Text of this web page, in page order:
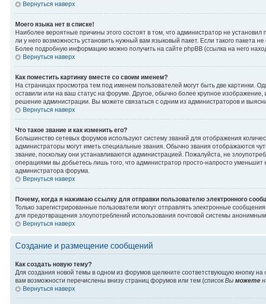
Вернуться наверх
Моего языка нет в списке!
Наиболее вероятные причины этого состоят в том, что администратор не
ли у него возможность установить нужный вам языковый пакет. Если такого пакета
Более подробную информацию можно получить на сайте phpBB (ссылка на него
Вернуться наверх
Как поместить картинку вместе со своим именем?
На страницах просмотра тем под именем пользователей могут быть две картинки.
оставили или на ваш статус на форуме. Другое, обычно более крупное
решение администрации. Вы можете связаться с одним из администраторов и
Вернуться наверх
Что такое звание и как изменить его?
Большинство сетевых форумов используют систему званий для отображения
администраторы могут иметь специальные звания. Обычно звания отображаются
звание, поскольку они устанавливаются администрацией. Пожалуйста, не
операциями вы добьетесь лишь того, что администратор просто-напросто
администратора форума.
Вернуться наверх
Почему, когда я нажимаю ссылку для отправки пользователю электронного
Только зарегистрированные пользователи могут отправлять электронные
для предотвращения злоупотреблений использования почтовой системы
Вернуться наверх
Создание и размещение сообщений
Как создать новую тему?
Для создания новой темы в одном из форумов щелкните соответствующую кнопку
вам возможности перечислены внизу страниц форумов или тем (список Вы можете
Вернуться наверх